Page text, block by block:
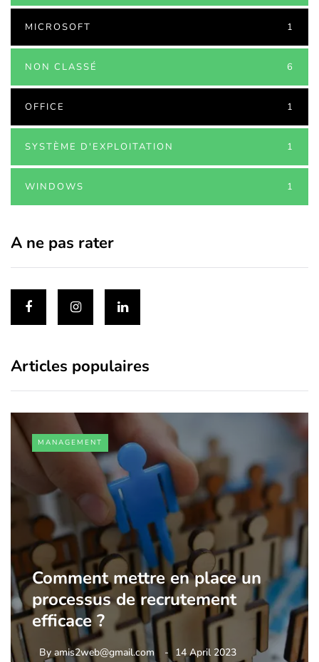
MICROSOFT 1
NON CLASSÉ 6
OFFICE 1
SYSTÈME D'EXPLOITATION 1
WINDOWS 1
A ne pas rater
Articles populaires
MANAGEMENT
Comment mettre en place un
processus de recrutement
efficace ?
By amis2web@gmail.com 14 April 2023